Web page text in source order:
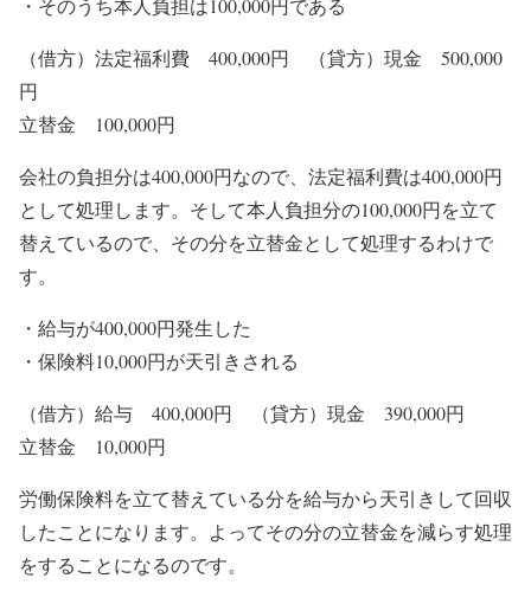
・そのうち本人負担は100,000円である
（借方）法定福利費 400,000円 （貸方）現金 500,000
円
立替金 100,000円
会社の負担分は400,000円なので、法定福利費は400,000円
として処理します。そして本人負担分の100,000円を立て
替えているので、その分を立替金として処理するわけで
す。
・給与が400,000円発生した
・保険料10,000円が天引きされる
（借方）給与 400,000円 （貸方）現金 390,000円
立替金 10,000円
労働保険料を立て替えている分を給与から天引きして回収
したことになります。よってその分の立替金を減らす処理
をすることになるのです。